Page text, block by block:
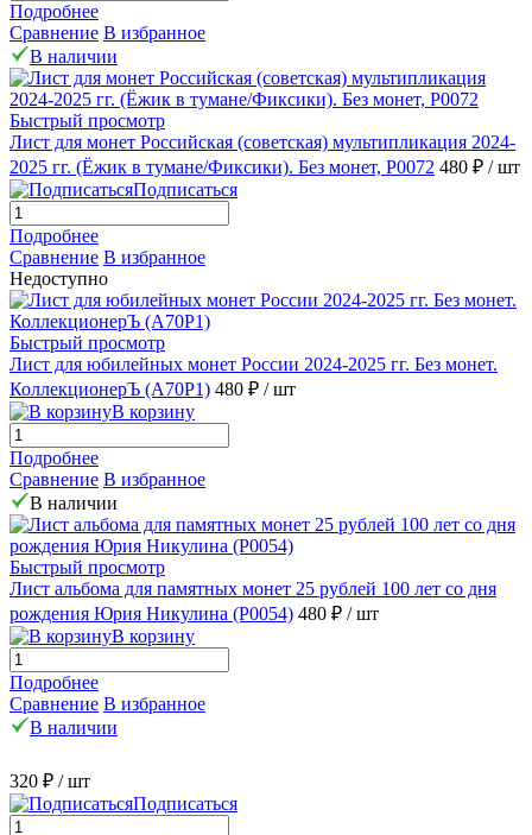
Подробнее
Сравнение В избранное
В наличии
Быстрый просмотр
Лист для монет Российская (советская) мультипликация 2024-
2025 гг. (Ёжик в тумане/Фиксики). Без монет, P0072 480 ₽ / шт
Подписаться
Подробнее
Сравнение В избранное
Недоступно
Быстрый просмотр
Лист для юбилейных монет России 2024-2025 гг. Без монет.
КоллекционерЪ (A70P1) 480 ₽ / шт
В корзину
Подробнее
Сравнение В избранное
В наличии
Быстрый просмотр
Лист альбома для памятных монет 25 рублей 100 лет со дня
рождения Юрия Никулина (P0054) 480 ₽ / шт
В корзину
Подробнее
Сравнение В избранное
В наличии
320 ₽ / шт
Подписаться